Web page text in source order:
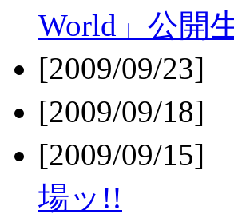
World」公開
[2009/09/23]
[2009/09/18]
[2009/09/15]
場ッ!!